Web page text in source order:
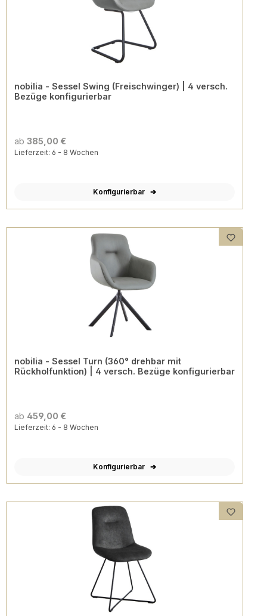
nobilia - Sessel Swing (Freischwinger) | 4 versch.
Bezüge konfigurierbar
ab 385,00 €
Lieferzeit: 6 - 8 Wochen
Konfigurierbar
nobilia - Sessel Turn (360° drehbar mit
Rückholfunktion) | 4 versch. Bezüge konfigurierbar
ab 459,00 €
Lieferzeit: 6 - 8 Wochen
Konfigurierbar